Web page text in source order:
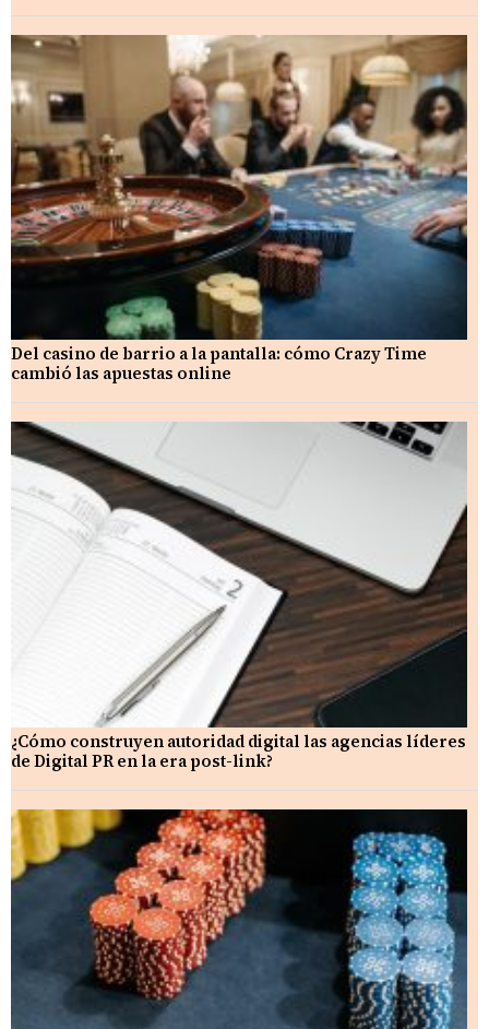
Del casino de barrio a la pantalla: cómo Crazy Time
cambió las apuestas online
¿Cómo construyen autoridad digital las agencias líderes
de Digital PR en la era post-link?